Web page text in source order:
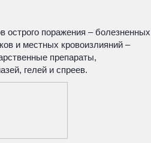
острого поражения – болезненных
и местных кровоизлияний –
препараты,
гелей и спреев.